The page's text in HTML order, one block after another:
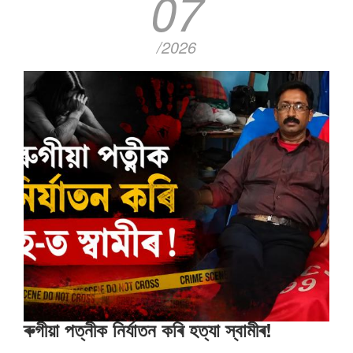
/2026
ৰুগীয়া পত্নীক নিৰ্যাতন কৰি হত্যা স্বামীৰ!